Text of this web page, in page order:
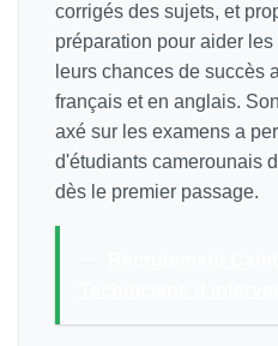
corrigés des sujets, et
préparation pour aider
leurs chances de succès
français et en anglais.
axé sur les examens a
d'étudiants camerounais
dès le premier passage.